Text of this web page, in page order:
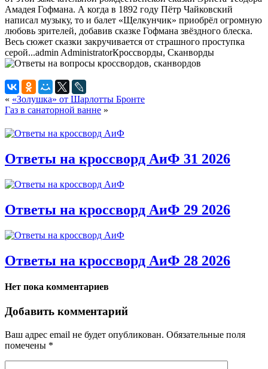
Амадея Гофмана. А когда в 1892 году Пётр Чайковский
написал музыку, то и балет «Щелкунчик» приобрёл огромную
любовь зрителей, добавив сказке Гофмана звёздного блеска.
Весь сюжет сказки закручивается от страшного проступка
серой...admin AdministratorКроссворды, Сканворды
« «Золушка» от Шарлотты Бронте
Газ в санаторной ванне »
Ответы на кроссворд АиФ 31 2026
Ответы на кроссворд АиФ 29 2026
Ответы на кроссворд АиФ 28 2026
Нет пока комментариев
Добавить комментарий
Ваш адрес email не будет опубликован. Обязательные поля
помечены *